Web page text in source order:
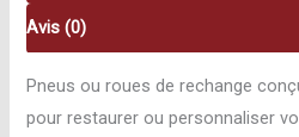
8270
Avis (0)
Pneus ou roues de rechange
pour restaurer ou personnaliser